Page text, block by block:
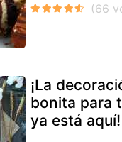
¡La
bonita para
ya está aquí!